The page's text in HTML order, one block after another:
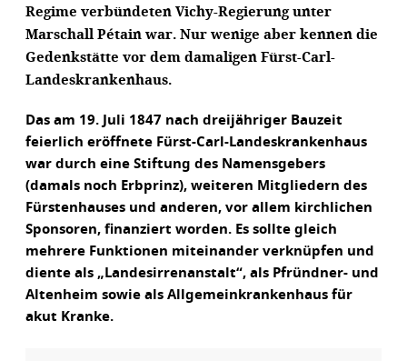
Regime verbündeten Vichy-Regierung unter
Marschall Pétain war. Nur wenige aber kennen die
Gedenkstätte vor dem damaligen Fürst-Carl-
Landeskrankenhaus.
Das am 19. Juli 1847 nach dreijähriger Bauzeit
feierlich eröffnete Fürst-Carl-Landeskrankenhaus
war durch eine Stiftung des Namensgebers
(damals noch Erbprinz), weiteren Mitgliedern des
Fürstenhauses und anderen, vor allem kirchlichen
Sponsoren, finanziert worden. Es sollte gleich
mehrere Funktionen miteinander verknüpfen und
diente als „Landesirrenanstalt“, als Pfründner- und
Altenheim sowie als Allgemeinkrankenhaus für
akut Kranke.